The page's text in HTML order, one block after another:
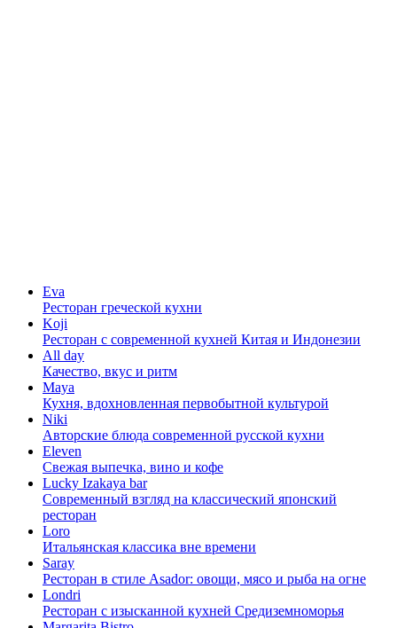
Eva
Ресторан греческой кухни
Koji
Ресторан с cовременной кухней Китая и Индонезии
All day
Качество, вкус и ритм
Maya
Кухня, вдохновленная первобытной культурой
Niki
Авторские блюда современной русской кухни
Eleven
Свежая выпечка, вино и кофе
Lucky Izakaya bar
Современный взгляд на классический японский
ресторан
Loro
Итальянская классика вне времени
Saray
Ресторан в стиле Asador: овощи, мясо и рыба на огне
Londri
Ресторан с изысканной кухней Средиземноморья